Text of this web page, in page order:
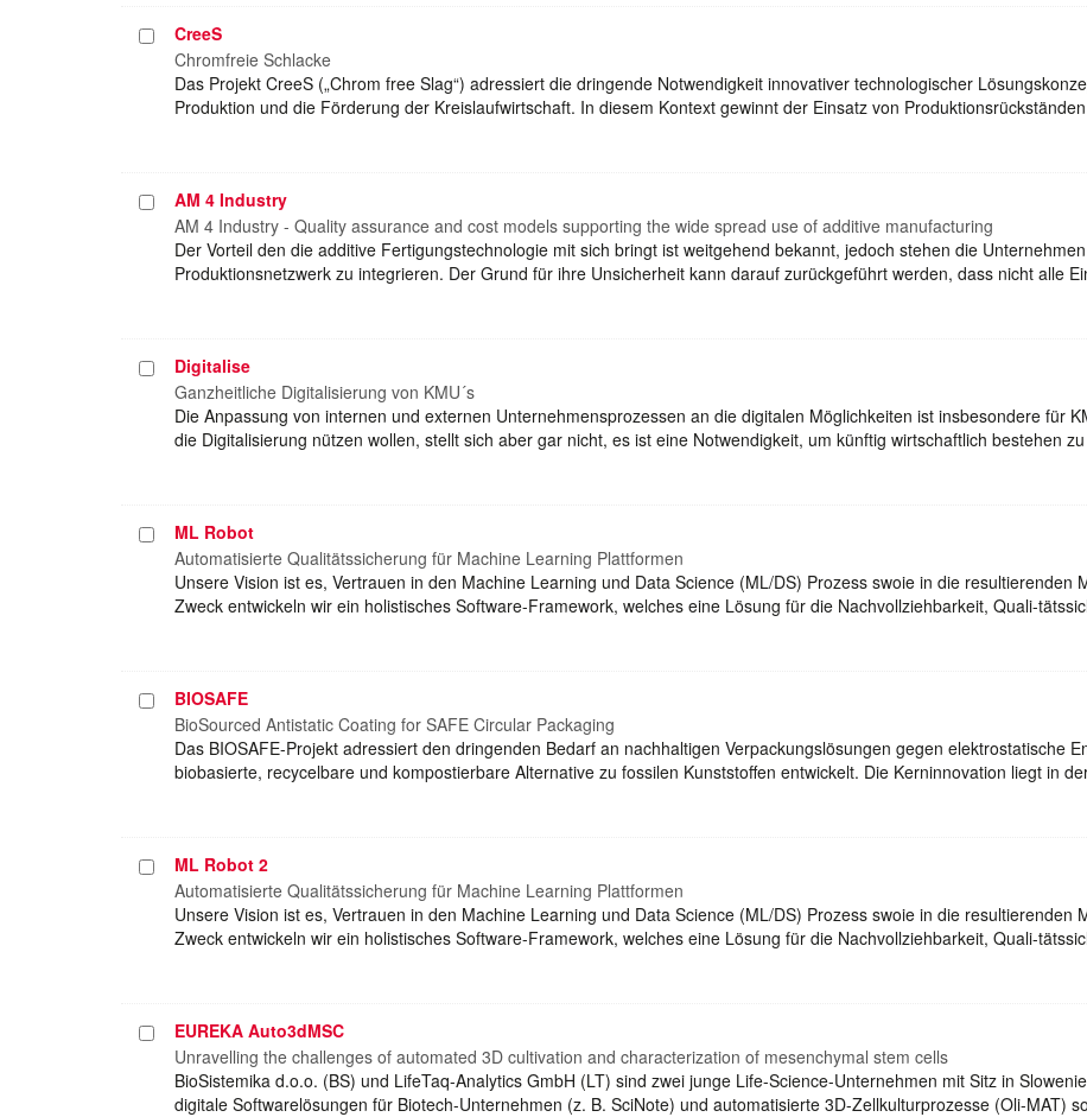
Projekt
auswählen
CreeS
Chromfreie Schlacke
Das Projekt CreeS („Chrom free Slag“) adressiert die dringende Notwendigkeit innovativer technologischer
Produktion und die Förderung der Kreislaufwirtschaft. In diesem Kontext gewinnt der Einsatz von
Projekt
auswählen
AM 4 Industry
AM 4 Industry - Quality assurance and cost models supporting the wide spread use of additive manufacturing
Der Vorteil den die additive Fertigungstechnologie mit sich bringt ist weitgehend bekannt, jedoch stehen die
Produktionsnetzwerk zu integrieren. Der Grund für ihre Unsicherheit kann darauf zurückgeführt werden, dass nicht alle
Projekt
auswählen
Digitalise
Ganzheitliche Digitalisierung von KMU´s
Die Anpassung von internen und externen Unternehmensprozessen an die digitalen Möglichkeiten ist insbesondere für
die Digitalisierung nützen wollen, stellt sich aber gar nicht, es ist eine Notwendigkeit, um künftig wirtschaftlich bestehen
Projekt
auswählen
ML Robot
Automatisierte Qualitätssicherung für Machine Learning Plattformen
Unsere Vision ist es, Vertrauen in den Machine Learning und Data Science (ML/DS) Prozess swoie in die
Zweck entwickeln wir ein holistisches Software-Framework, welches eine Lösung für die Nachvollziehbarkeit, Quali-
Projekt
auswählen
BIOSAFE
BioSourced Antistatic Coating for SAFE Circular Packaging
Das BIOSAFE-Projekt adressiert den dringenden Bedarf an nachhaltigen Verpackungslösungen gegen elektrostatische
biobasierte, recycelbare und kompostierbare Alternative zu fossilen Kunststoffen entwickelt. Die Kerninnovation liegt in
Projekt
auswählen
ML Robot 2
Automatisierte Qualitätssicherung für Machine Learning Plattformen
Unsere Vision ist es, Vertrauen in den Machine Learning und Data Science (ML/DS) Prozess swoie in die
Zweck entwickeln wir ein holistisches Software-Framework, welches eine Lösung für die Nachvollziehbarkeit, Quali-
Projekt
auswählen
EUREKA Auto3dMSC
Unravelling the challenges of automated 3D cultivation and characterization of mesenchymal stem cells
BioSistemika d.o.o. (BS) und LifeTaq-Analytics GmbH (LT) sind zwei junge Life-Science-Unternehmen mit Sitz in
digitale Softwarelösungen für Biotech-Unternehmen (z. B. SciNote) und automatisierte 3D-Zellkulturprozesse (Oli-MAT)